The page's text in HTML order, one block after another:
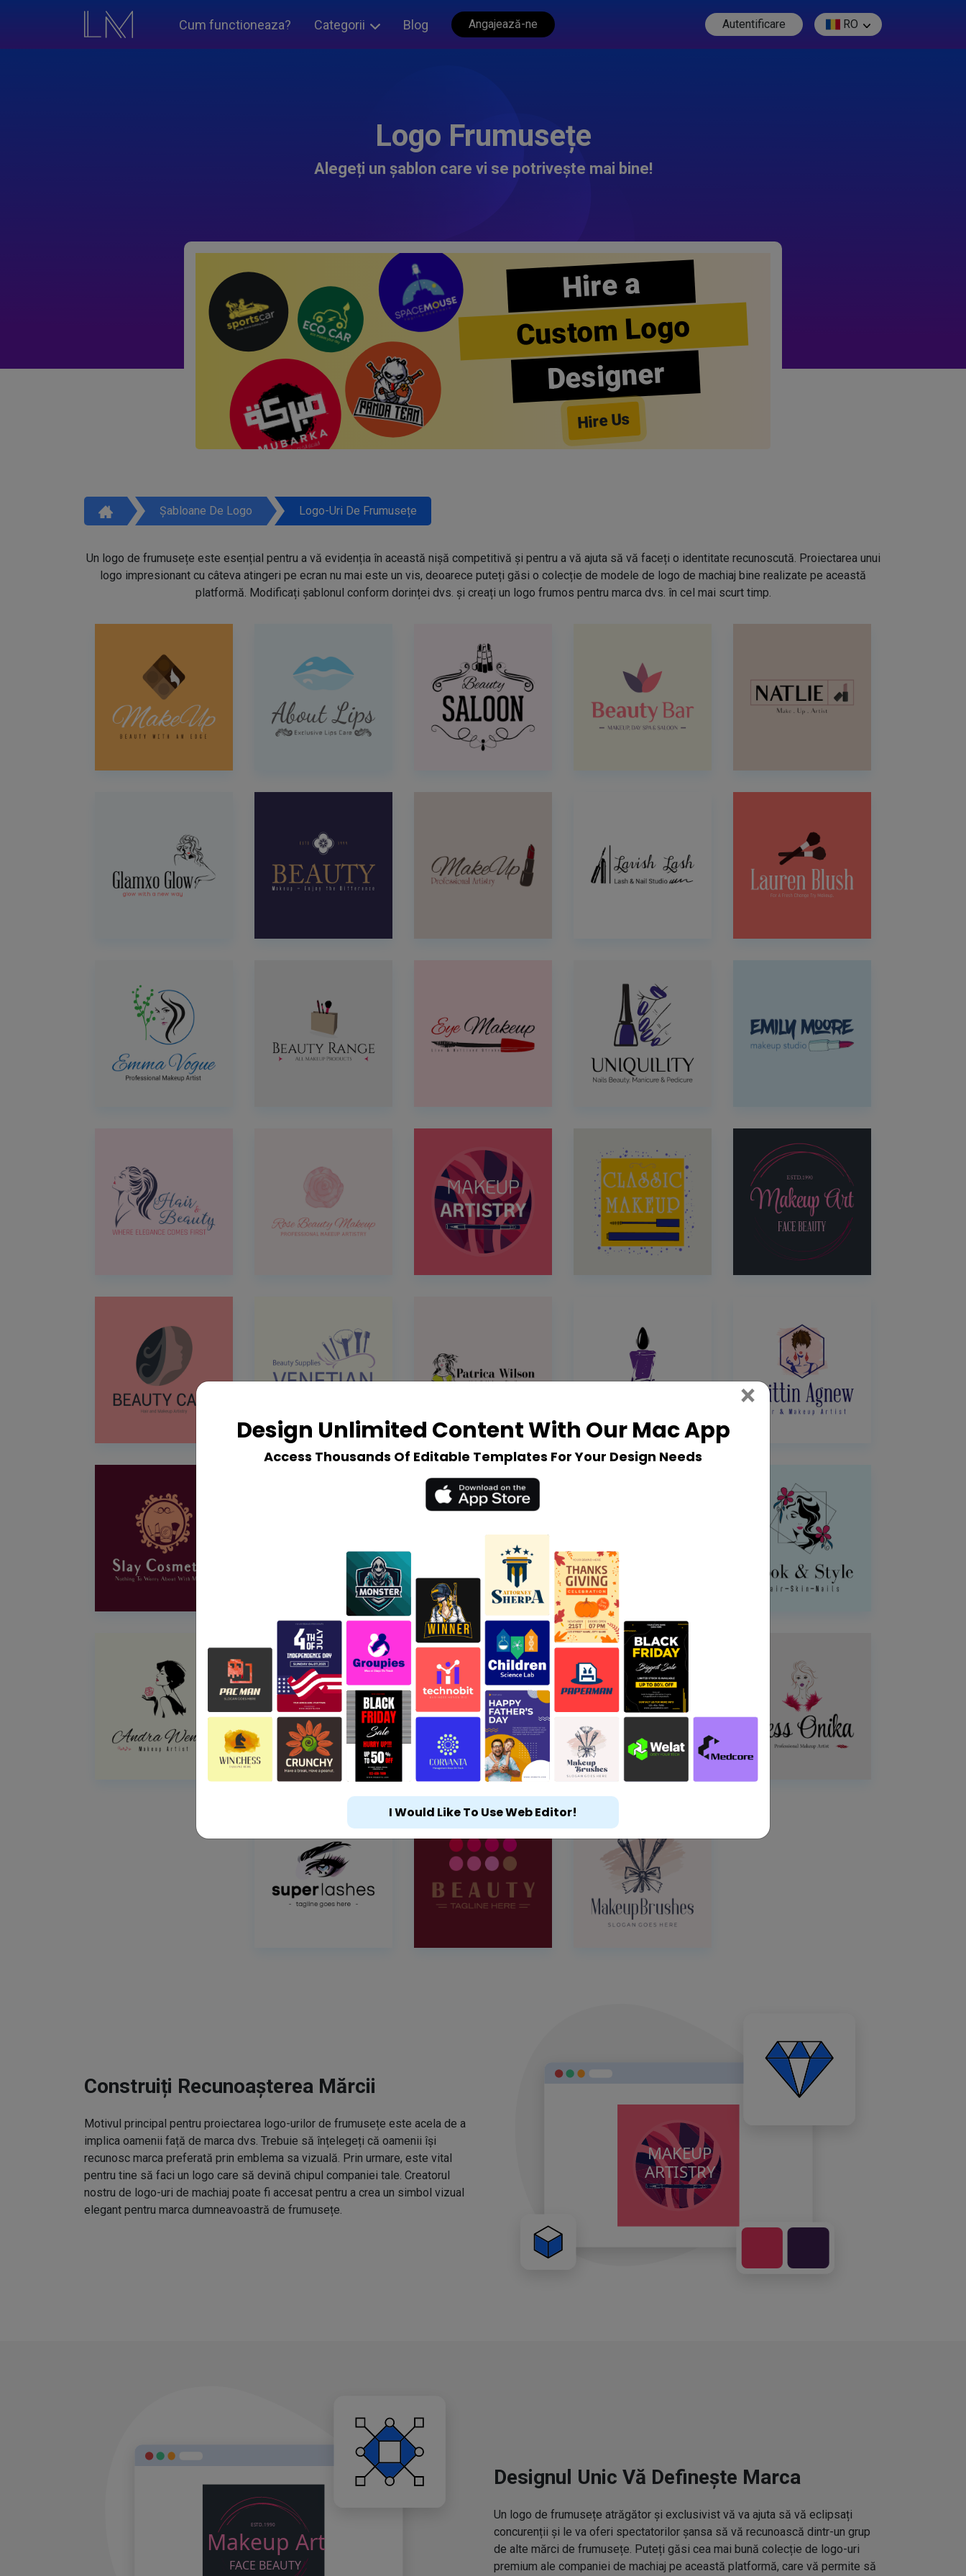
Cum functioneaza? Categorii Blog Angajează-ne Autentificare RO
Logo Frumusețe
Alegeți un șablon care vi se potrivește mai bine!
Hire a
Custom Logo
Designer
Hire Us
Șabloane De Logo Logo-Uri De Frumusețe
Un logo de frumusețe este esențial pentru a vă evidenția în această nișă competitivă și pentru a vă ajuta să vă faceți o identitate recunoscută. Proiectarea unui
logo impresionant cu câteva atingeri pe ecran nu mai este un vis, deoarece puteți găsi o colecție de modele de logo de machiaj bine realizate pe această
platformă. Modificați șablonul conform dorinței dvs. și creați un logo frumos pentru marca dvs. în cel mai scurt timp.
Construiți Recunoașterea Mărcii
Motivul principal pentru proiectarea logo-urilor de frumusețe este acela de a
implica oamenii față de marca dvs. Trebuie să înțelegeți că oamenii își
recunosc marca preferată prin emblema sa vizuală. Prin urmare, este vital
pentru tine să faci un logo care să devină chipul companiei tale. Creatorul
nostru de logo-uri de machiaj poate fi accesat pentru a crea un simbol vizual
elegant pentru marca dumneavoastră de frumusețe.
Designul Unic Vă Definește Marca
Un logo de frumusețe atrăgător și exclusivist vă va ajuta să vă eclipsați
concurenții și le va oferi spectatorilor șansa să vă recunoască dintr-un grup
de alte mărci de frumusețe. Puteți găsi cea mai bună colecție de logo-uri
premium ale companiei de machiaj pe această platformă, care vă permite să
Design Unlimited Content With Our Mac App
Access Thousands Of Editable Templates For Your Design Needs
× Close
I Would Like To Use Web Editor!